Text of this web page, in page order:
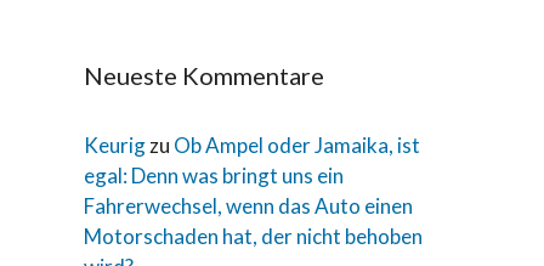
Neueste Kommentare
Keurigzu Ob Ampel oder Jamaika, ist
egal: Denn was bringt uns ein
Fahrerwechsel, wenn das Auto einen
Motorschaden hat, der nicht behoben